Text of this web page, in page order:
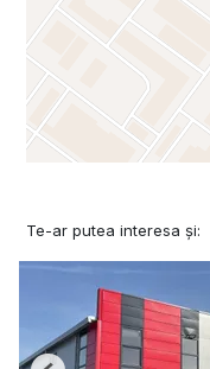
Te-ar putea interesa și: